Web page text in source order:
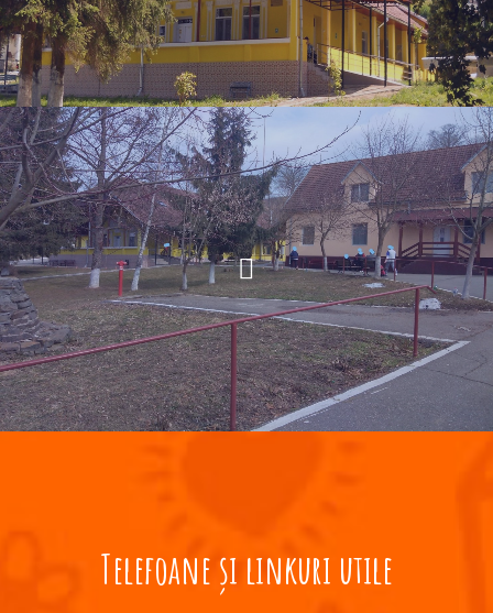
Telefoane și linkuri utile